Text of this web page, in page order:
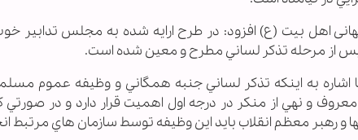
اهل بیت (ع) افزود: در طرح ارايه شده به مجلس تدابير
پس از مرحله تذكر لساني مطرح و معين شده است.
اشاره به اينكه تذكر لساني جنبه همگاني و وظيفه عموم
و نهي از منكر در درجه اول اهميت قرار دارد و در
و رهبر معظم انقلاب بايد اين وظيفه توسط سازمان هاي مرتبط